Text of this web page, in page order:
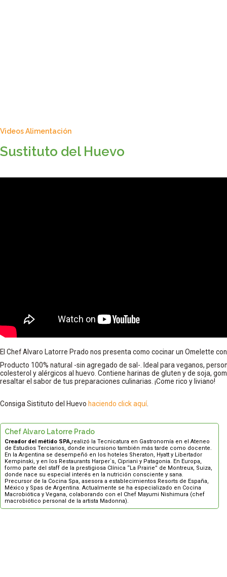
Videos Alimentación
Sustituto del Huevo
El Chef Alvaro Latorre Prado nos presenta como cocinar un Omelette
Producto 100% natural -sin agregado de sal-. Ideal para veganos,
colesterol y alérgicos al huevo. Contiene harinas de gluten y de soja,
resaltar el sabor de tus preparaciones culinarias. ¡Come rico y liviano!
Consiga Sistituto del Huevo haciendo click aquí.
Chef Alvaro Latorre Prado
Creador del métido SPA,realizó la Tecnicatura en Gastronomía en el Ateneo
de Estudios Terciarios, donde incursiono también más tarde como docente.
En la Argentina se desempeñó en los hoteles Sheraton, Hyatt y Libertador
Kempinski, y en los Restaurants Harper`s, Cipriani y Patagonia. En Europa,
formo parte del staff de la prestigiosa Clínica “La Prairie” de Montreux, Suiza,
donde nace su especial interés en la nutrición consciente y sana.
Precursor de la Cocina Spa, asesora a establecimientos Resorts de España,
México y Spas de Argentina. Actualmente se ha especializado en Cocina
Macrobiótica y Vegana, colaborando con el Chef Mayumi Nishimura (chef
macrobiótico personal de la artista Madonna).